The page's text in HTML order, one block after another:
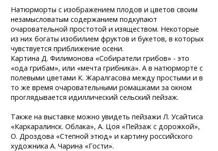
Натюрморты с изображением плодов и цветов своим
незамысловатым содержанием подкупают
очаровательной простотой и изяществом. Некоторые
из них богаты изобилием фруктов и букетов, в которых
чувствуется приближение осени.
Картина Д. Филимонова «Собиратели грибов» - это
«ода грибам», или «мечта грибника». А в натюрморте с
полевыми цветами К. Жаралгасова между простыми и в
то же время очаровательными ромашками за окном
проглядывается идиллический сельский пейзаж.
Также на выставке можно увидеть пейзажи Л. Усайтиса
«Каркаралинск. Облака», А. Цоя «Пейзаж с дорожкой»,
О. Дроздова «Степной этюд» и картину российского
художника А. Чарина «Гости».